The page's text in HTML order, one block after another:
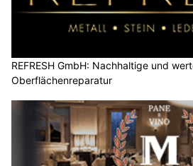
REFRESH GmbH: Nachhaltige und
Oberflächenreparatur